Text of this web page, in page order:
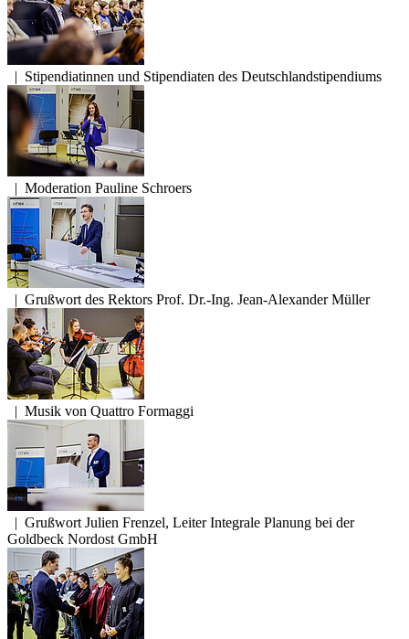
| Stipendiatinnen und Stipendiaten des Deutschlandstipendiums
| Moderation Pauline Schroers
| Grußwort des Rektors Prof. Dr.-Ing. Jean-Alexander Müller
| Musik von Quattro Formaggi
| Grußwort Julien Frenzel, Leiter Integrale Planung bei der
Goldbeck Nordost GmbH